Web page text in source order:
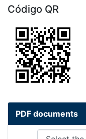
Código QR
PDF documents